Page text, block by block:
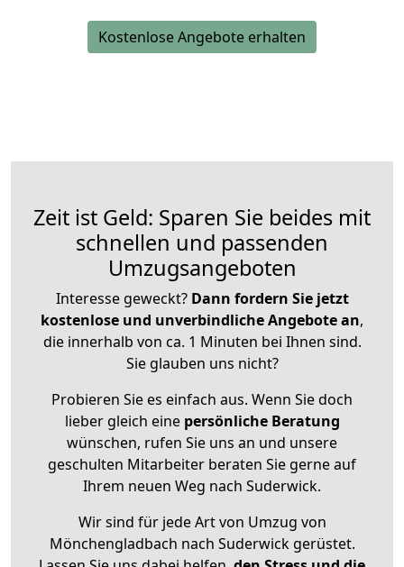
Kostenlose Angebote erhalten
Zeit ist Geld: Sparen Sie beides mit
schnellen und passenden
Umzugsangeboten
Interesse geweckt? Dann fordern Sie jetzt
kostenlose und unverbindliche Angebote an,
die innerhalb von ca. 1 Minuten bei Ihnen sind.
Sie glauben uns nicht?
Probieren Sie es einfach aus. Wenn Sie doch
lieber gleich eine persönliche Beratung
wünschen, rufen Sie uns an und unsere
geschulten Mitarbeiter beraten Sie gerne auf
Ihrem neuen Weg nach Suderwick.
Wir sind für jede Art von Umzug von
Mönchengladbach nach Suderwick gerüstet.